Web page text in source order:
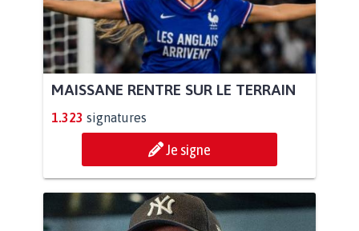
MAISSANE RENTRE SUR LE TERRAIN
1.323 signatures
Je signe